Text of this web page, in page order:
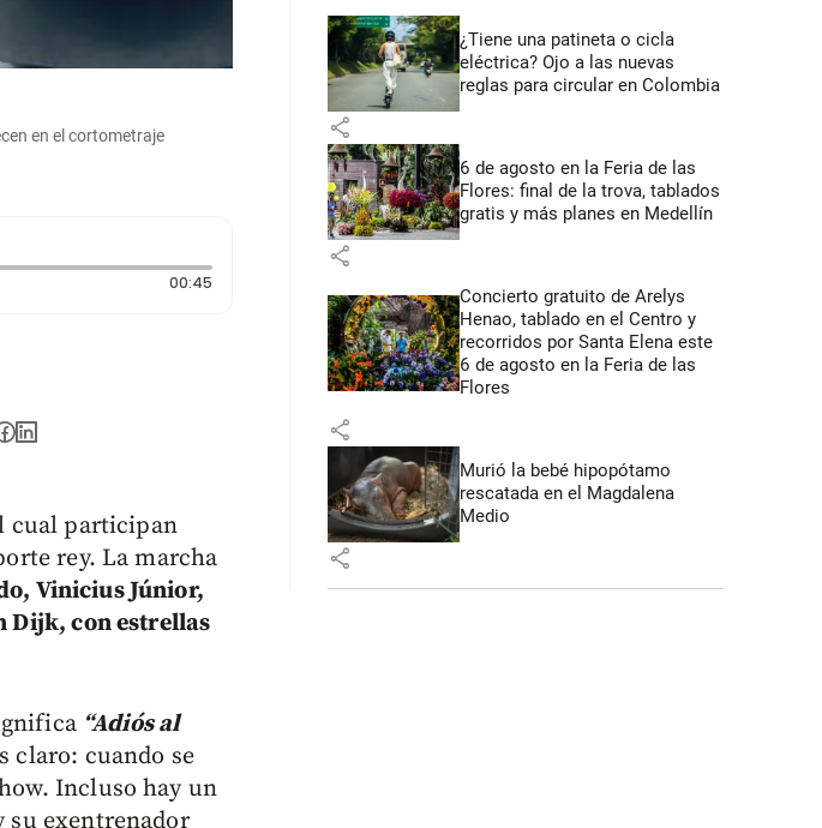
en el cortometraje
00:45Duración: 45 segundos
cual participan
rey. La marcha
Vinicius Júnior,
Dijk, con estrellas
“Adiós al
claro: cuando se
Incluso hay un
su exentrenador
¿Tiene una patineta o cicla
eléctrica? Ojo a las nuevas
reglas para circular en Colombia
share
6 de agosto en la Feria de las
Flores: final de la trova, tablados
gratis y más planes en Medellín
share
Concierto gratuito de Arelys
Henao, tablado en el Centro y
recorridos por Santa Elena este
6 de agosto en la Feria de las
Flores
share
Murió la bebé hipopótamo
rescatada en el Magdalena
Medio
share